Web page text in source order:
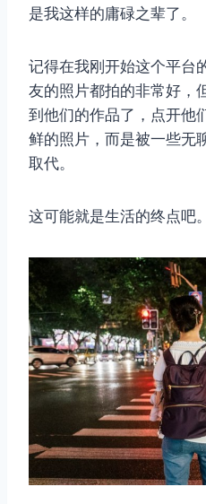
是我这样的庸碌之辈了。
记得在我刚开始这个平台
友的照片都拍的非常好，
到他们的作品了，点开他
鲜的照片，而是被一些无
取代。
这可能就是生活的终点吧。